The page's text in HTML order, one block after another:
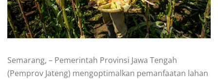
Semarang, – Pemerintah Provinsi Jawa Tengah
(Pemprov Jateng) mengoptimalkan pemanfaatan lahan